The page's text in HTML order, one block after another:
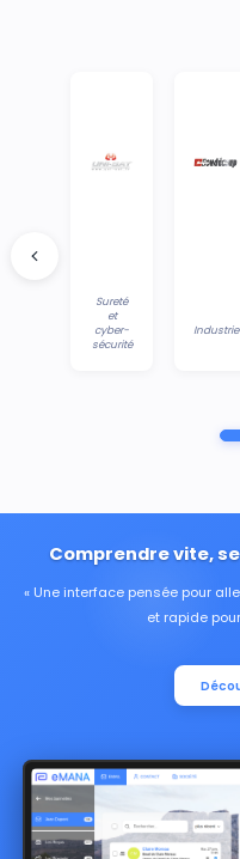
Sureté
et
cyber-
sécurité
Industrie
Comprendre vite,
Une interface pensée pour
et rapide